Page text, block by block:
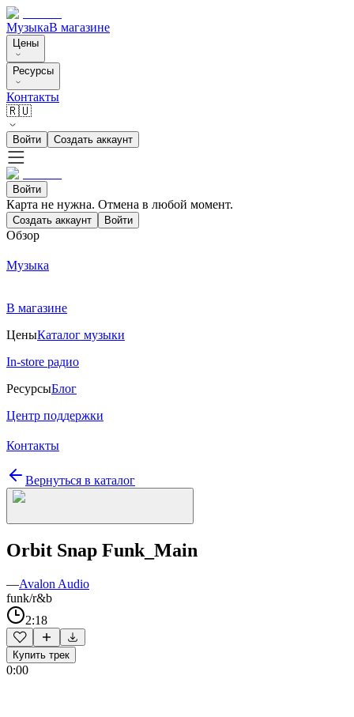
МузыкаВ магазине
Цены
Ресурсы
Контакты
🇷🇺
Войти Создать аккаунт
Войти
Карта не нужна. Отмена в любой момент.
Создать аккаунт Войти
Обзор
Музыка
В магазине
ЦеныКаталог музыки
In-store радио
РесурсыБлог
Центр поддержки
Контакты
Вернуться в каталог
Orbit Snap Funk_Main
—Avalon Audio
funk/r&b
2:18
Купить трек
0:00